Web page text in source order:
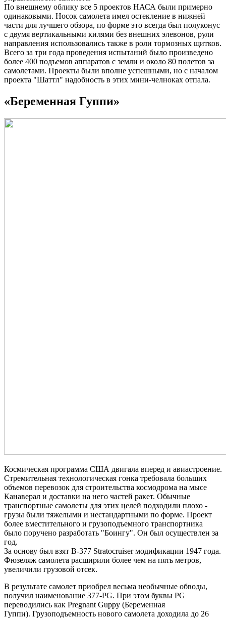
По внешнему облику все 5 проектов НАСА были примерно
одинаковыми. Носок самолета имел остекление в нижней
части для лучшего обзора, по форме это всегда был полуконус
с двумя вертикальными килями без внешних элевонов, рули
направления использовались также в роли тормозных щитков.
Всего за три года проведения испытаний было произведено
более 400 подъемов аппаратов с земли и около 80 полетов за
самолетами. Проекты были вполне успешными, но с началом
проекта "Шаттл" надобность в этих мини-челноках отпала.
«Беременная Гуппи»
Космическая программа США двигала вперед и авиастроение.
Стремительная технологическая гонка требовала больших
объемов перевозок для строительства космодрома на мысе
Канаверал и доставки на него частей ракет. Обычные
транспортные самолеты для этих целей подходили плохо -
грузы были тяжелыми и нестандартными по форме. Проект
более вместительного и грузоподъемного транспортника
было поручено разработать "Боингу". Он был осуществлен за
год.
За основу был взят B-377 Stratocruiser модификации 1947 года.
Фюзеляж самолета расширили более чем на пять метров,
увеличили грузовой отсек.
В результате самолет приобрел весьма необычные обводы,
получил наименование 377-PG. При этом буквы PG
переводились как Pregnant Guppy (Беременная
Гуппи). Грузоподъемность нового самолета доходила до 26